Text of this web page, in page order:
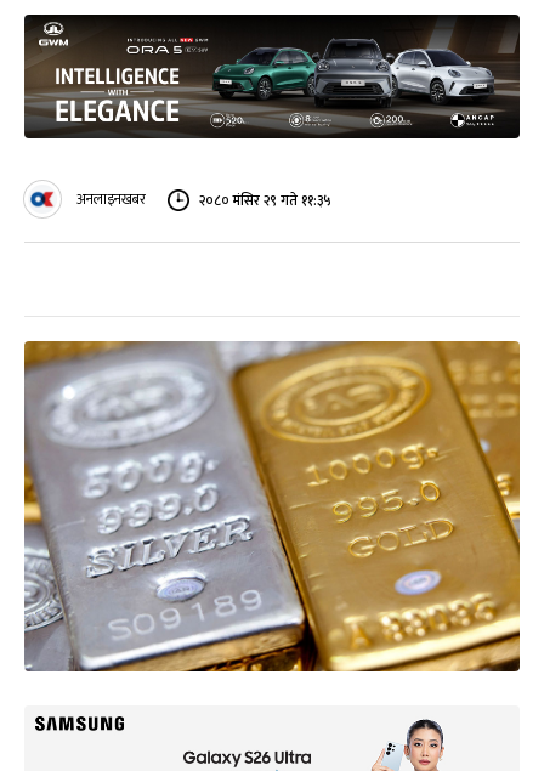
अनलाइनखबर २०८० मंसिर २९ गते ११:३५